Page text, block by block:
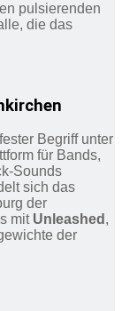
pulsierenden
die das
Begriff unter
für Bands,
Sounds
sich das
der
mit Unleashed ,
der